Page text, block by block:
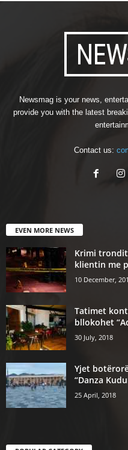
Newsmag is your news,
provide you with the latest
Contact us:
EVEN MORE NEWS
Krimi
klientin me
10 December,
Tatimet
bllokohet
30 July, 2018
Yjet
“Danza
25 April, 2018